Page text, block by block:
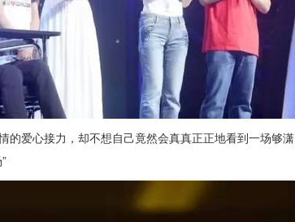
的爱心接力，却不想自己竟然会真真正正地看到一场够潇